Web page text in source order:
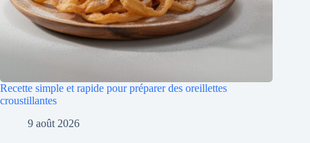
Recette simple et rapide pour préparer des oreillettes
croustillantes
9 août 2026